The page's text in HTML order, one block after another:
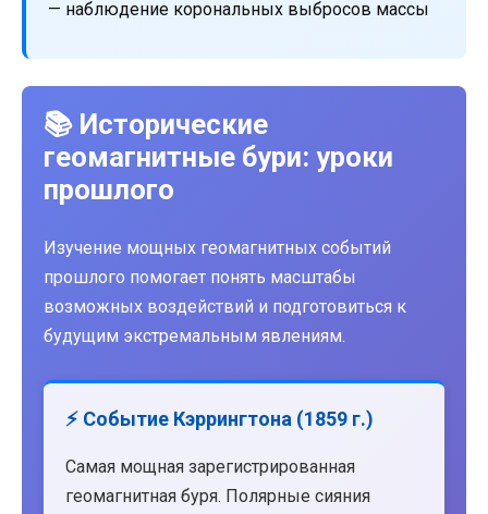
— наблюдение корональных выбросов массы
📚 Исторические
геомагнитные бури: уроки
прошлого
Изучение мощных геомагнитных событий
прошлого помогает понять масштабы
возможных воздействий и подготовиться к
будущим экстремальным явлениям.
⚡ Событие Кэррингтона (1859 г.)
Самая мощная зарегистрированная
геомагнитная буря. Полярные сияния